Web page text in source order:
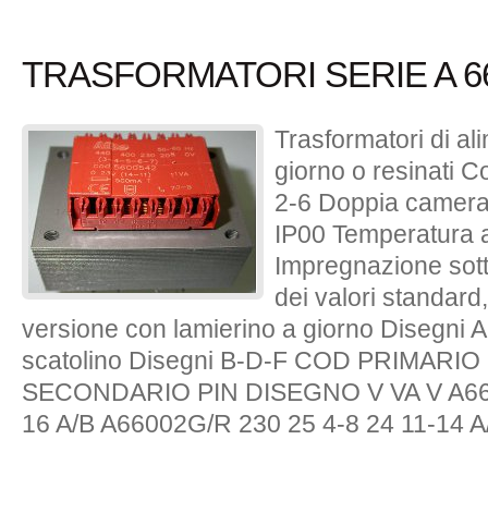
TRASFORMATORI SERIE A
Trasformatori di
giorno o resinati
2-6 Doppia
IP00 Temperatura
Impregnazione
dei valori
versione con lamierino a giorno Disegni
scatolino Disegni B-D-F COD PRIMARIO
SECONDARIO PIN DISEGNO V VA V
16 A/B A66002G/R 230 25 4-8 24 11-14